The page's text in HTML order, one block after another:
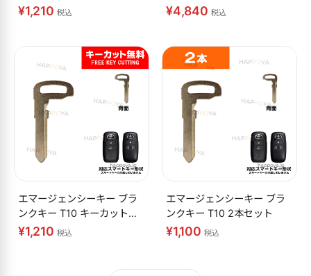
料
¥1,210 税込 ¥4,840 税込
エマージェンシーキー ブラ
ンクキー T10 キーカット無
料
¥1,210 税込
エマージェンシーキー ブラ
ンクキー T10 2本セット
¥1,100 税込